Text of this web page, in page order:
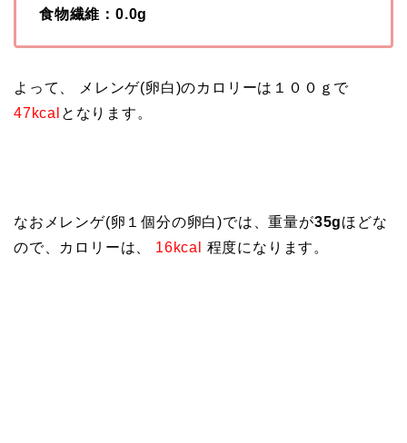
食物繊維：0.0g
よって、 メレンゲ(卵白)のカロリーは１００ｇで
47kcal となります。
なおメレンゲ(卵１個分の卵白)では、重量が35gほどな
ので、カロリーは、
16kcal 程度になります。